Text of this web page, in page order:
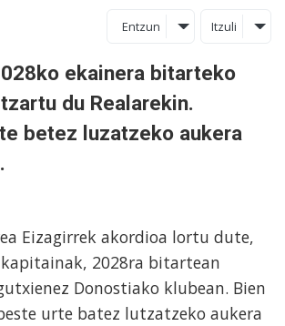
Entzun Itzuli
ekainera bitarteko
du Realarekin.
betez luzatzeko aukera
Eizagirrek akordioa lortu dute,
2028ra bitartean
Donostiako klubean. Bien
urte batez lutzatzeko aukera